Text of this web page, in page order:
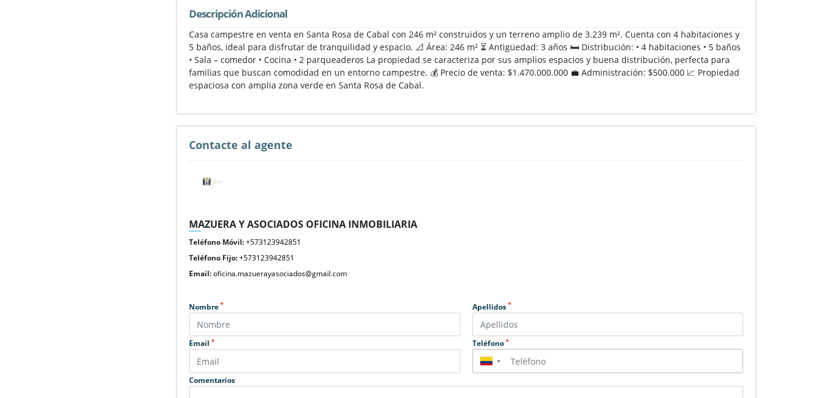
Descripción Adicional
Casa campestre en venta en Santa Rosa de Cabal con 246 m² construidos y un terreno amplio de 3.239 m². Cuenta con 4 habitaciones y
5 baños, ideal para disfrutar de tranquilidad y espacio. 📐 Área: 246 m² ⏳ Antigüedad: 3 años 🛏️ Distribución: • 4 habitaciones • 5 baños
• Sala – comedor • Cocina • 2 parqueaderos La propiedad se caracteriza por sus amplios espacios y buena distribución, perfecta para
familias que buscan comodidad en un entorno campestre. 💰 Precio de venta: $1.470.000.000 💼 Administración: $500.000 📈 Propiedad
espaciosa con amplia zona verde en Santa Rosa de Cabal.
Contacte al agente
MAZUERA Y ASOCIADOS OFICINA INMOBILIARIA
Teléfono Móvil:+573123942851
Teléfono Fijo:+573123942851
Email:oficina.mazuerayasociados@gmail.com
Nombre* Apellidos *
Email* Teléfono *
▼
Comentarios